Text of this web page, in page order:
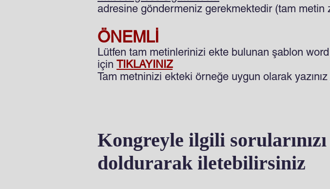
adresine göndermeniz gerekmektedir (tam metin
ÖNEMLİ
Lütfen tam metinlerinizi ekte bulunan şablon
için TIKLAYINIZ
Tam metninizi ekteki örneğe uygun olarak yazınız
Kongreyle ilgili
doldurarak iletebilirsiniz